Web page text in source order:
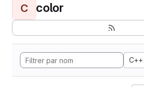
C color
C++